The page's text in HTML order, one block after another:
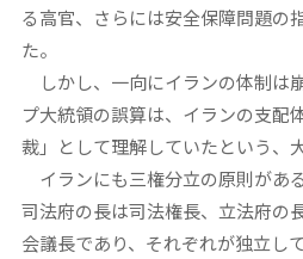
る高官、さらには安全保障問題の
た。
しかし、一向にイランの体制は
プ大統領の誤算は、イランの支配
裁」として理解していたという、
イランにも三権分立の原則があ
司法府の長は司法権長、立法府の
会議長であり、それぞれが独立し